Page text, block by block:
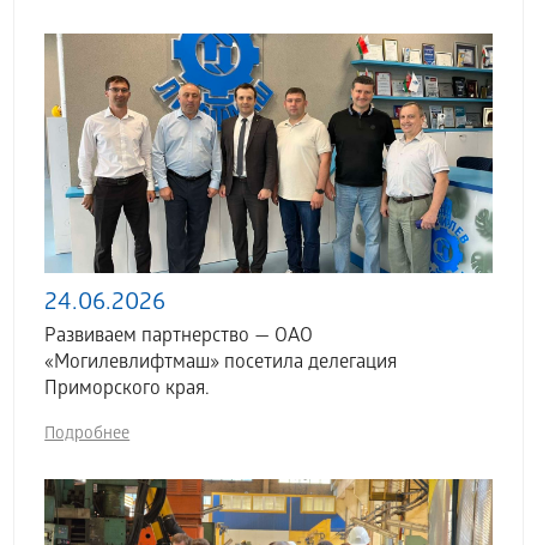
24.06.2026
Развиваем партнерство — ОАО
«Могилевлифтмаш» посетила делегация
Приморского края.
Подробнее